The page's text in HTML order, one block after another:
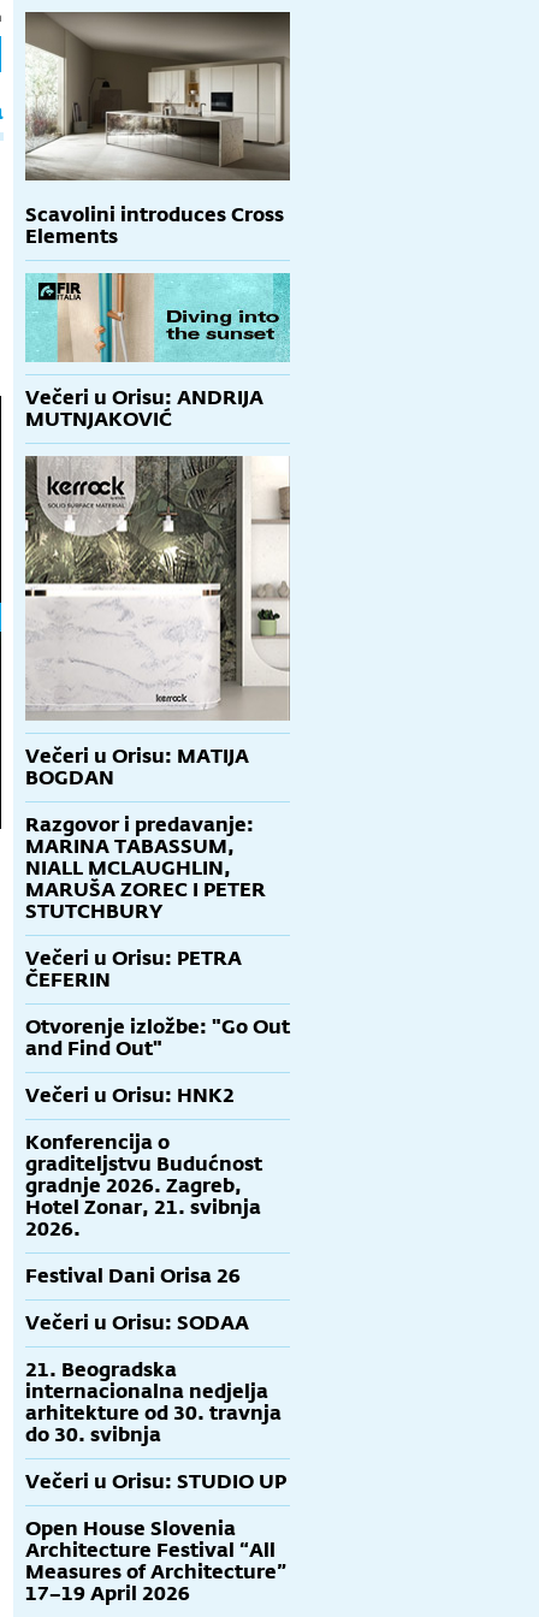
Scavolini introduces Cross
Elements
Večeri u Orisu: ANDRIJA
MUTNJAKOVIĆ
Večeri u Orisu: MATIJA
BOGDAN
Razgovor i predavanje:
MARINA TABASSUM,
NIALL MCLAUGHLIN,
MARUŠA ZOREC I PETER
STUTCHBURY
Večeri u Orisu: PETRA
ČEFERIN
Otvorenje izložbe: "Go Out
and Find Out"
Večeri u Orisu: HNK2
Konferencija o
graditeljstvu Budućnost
gradnje 2026. Zagreb,
Hotel Zonar, 21. svibnja
2026.
Festival Dani Orisa 26
Večeri u Orisu: SODAA
21. Beogradska
internacionalna nedjelja
arhitekture od 30. travnja
do 30. svibnja
Večeri u Orisu: STUDIO UP
Open House Slovenia
Architecture Festival “All
Measures of Architecture”
17–19 April 2026